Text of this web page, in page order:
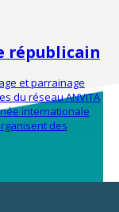
républicain
et parrainage
du réseau ANVITA
internationale
des